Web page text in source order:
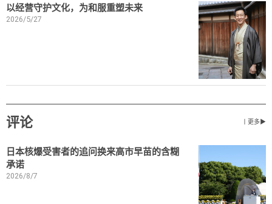
以经营守护文化，为和服重塑未来
2026/5/27
评论 丨更多▶
日本核爆受害者的追问换来高市早苗的含糊
承诺
2026/8/7